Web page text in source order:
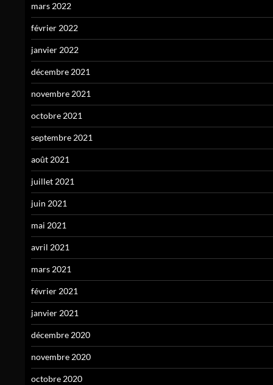
mars 2022
février 2022
janvier 2022
décembre 2021
novembre 2021
octobre 2021
septembre 2021
août 2021
juillet 2021
juin 2021
mai 2021
avril 2021
mars 2021
février 2021
janvier 2021
décembre 2020
novembre 2020
octobre 2020